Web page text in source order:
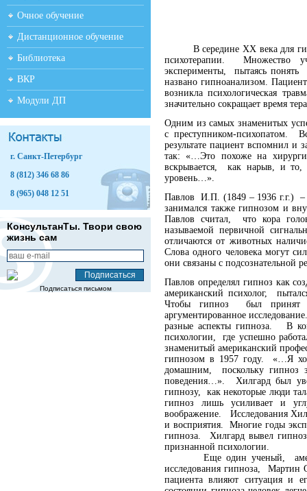
Очное обучение
Дистанционное обучение
Библиотека
ВКР
Модули ДП
г. Санкт-Петербург
8 (812) 346 68 86
8 (965) 048 12 51
КонсультанТы. Твори свою
жизнь сам
Подписаться письмом
В середине XX века для
психотерапии. Множество
эксперименты, пытаясь
названо гипноанализом.
возникла психологическая
значительно сокращает время
Одним из самых знаменитых
с преступником-психопатом.
результате пациент вспомнил и
так: «…Это похоже на
вскрывается, как нарыв, и
уровень…».
Павлов И.П. (1849 – 1936 г.г.) –
занимался также гипнозом и
Павлов считал, что кора
называемой первичной
отличаются от животных
Слова одного человека могут
они связаны с подсознательной
Павлов определял гипноз как
американский психолог,
Чтобы гипноз был принят
аргументированное
разные аспекты гипноза. В
психологии, где успешно
знаменитый американский
гипнозом в 1957 году. «…Я
домашним, поскольку гипноз
поведения…». Хилгард был
гипнозу, как некоторые люди
гипноз лишь усиливает и
воображение. Исследования
и восприятия. Многие годы
гипноза. Хилгард вывел
признанной психологии.
Еще один ученый,
исследования гипноза,
пациента влияют ситуация и